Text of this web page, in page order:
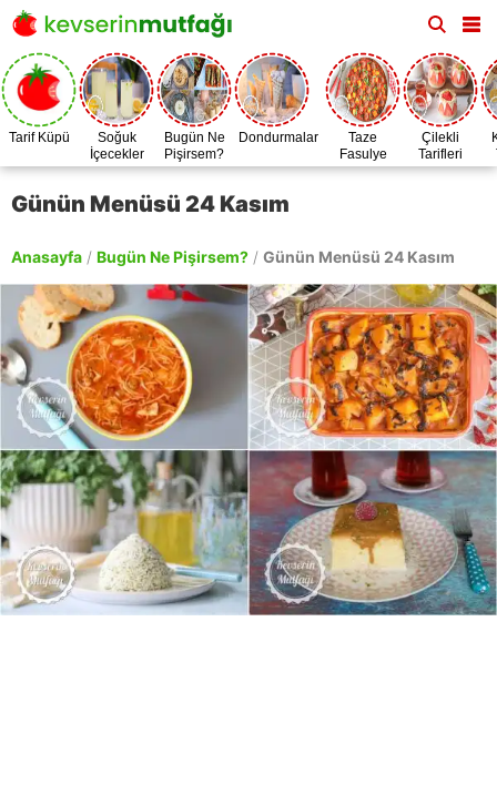
Tarif Küpü
Soğuk
İçecekler
Bugün Ne
Pişirsem?
Dondurmalar
Taze
Fasulye
Zamanı
Çilekli
Tarifleri
Günün Menüsü 24 Kasım
Anasayfa / Bugün Ne Pişirsem? / Günün Menüsü 24 Kasım